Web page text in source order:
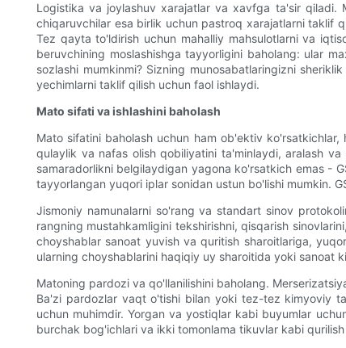
Logistika va joylashuv xarajatlar va xavfga ta'sir qiladi.
chiqaruvchilar esa birlik uchun pastroq xarajatlarni taklif
Tez qayta to'ldirish uchun mahalliy mahsulotlarni va
beruvchining moslashishga tayyorligini baholang: ular
sozlashi mumkinmi? Sizning munosabatlaringizni
yechimlarni taklif qilish uchun faol ishlaydi.
Mato sifati va ishlashini baholash
Mato sifatini baholash uchun ham ob'ektiv
qulaylik va nafas olish qobiliyatini ta'minlaydi, aralash
samaradorlikni belgilaydigan yagona ko'rsatkich emas -
tayyorlangan yuqori iplar sonidan ustun bo'lishi mumkin.
Jismoniy namunalarni so'rang va standart sinov
rangning mustahkamligini tekshirishni, qisqarish
choyshablar sanoat yuvish va quritish sharoitlariga,
ularning choyshablarini haqiqiy uy sharoitida yoki sanoat
Matoning pardozi va qo'llanilishini baholang.
Ba'zi pardozlar vaqt o'tishi bilan yoki tez-tez kimyoviy
uchun muhimdir. Yorgan va yostiqlar kabi buyumlar
burchak bog'ichlari va ikki tomonlama tikuvlar kabi